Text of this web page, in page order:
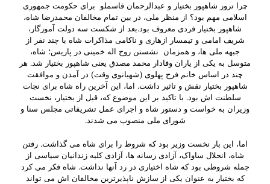
چرا ترور شاهپور بختیار و عبدالرحمان قاسملو برای حکومت جمهوری
اسلامی مهم بود؟ از منظر ملی، در بین تمام مخالفان محمدرضا شاه،
شاهپور بختیار فردی معروف بود.بعد از شکست سه دولت آموزگار،
شریف امامی و تیمسار ازهاری و ناکامی مذاکرات شاه با چند نفر از
جبهه ملی ها، و همزمان نشستن روح اله خمینی در پاریس؛ شاه،
متوسل به یکی از یاران وفادار محمد مصدق یعنی شاهپور بختیار شد. هر
چند در اساس خانم فرح پهلوی (شهبانوی وقت) در آمدن و موافقت
شاهپور بختیار نقش و تاثیر داشت. اما، این آخرین راه شاه برای نجات
سلطنت اش بود. با تاکید بر این موضوع که، قبل از بختیار، نخست
وزیران به خواست و دستور شاه و اجرای عمل تشریفاتی مجلس سنا و
شورای ملی منصوب می شدند.
اما، این بار نخست وزیر بود که شروط را برای شاه می گذاشت. رفتن
شاه، انحلال ساواک، آزادی رسانه ها، آزادی کلیه زندانیان سیاسی از
جمله شروطی بود که شاه اختیاری در رد آنها نداشت. شاه فکر می کرد
که بختیار به عنوان یکی از سازش ناپذیرترین مخالفان اش می تواند